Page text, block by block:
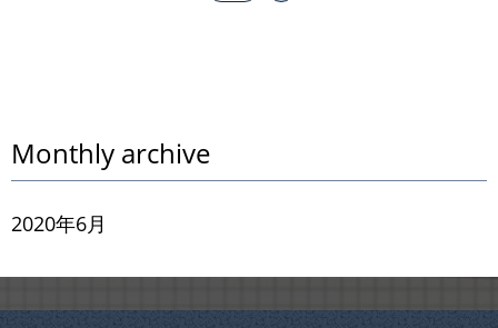
Monthly archive
2020年6月